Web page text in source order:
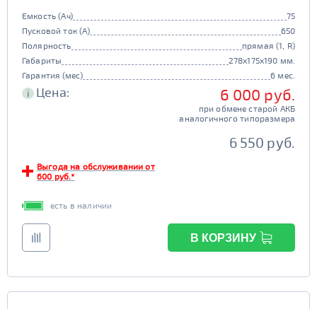
Емкость (Ач)
75
Пусковой ток (А)
650
Полярность
прямая (1, R)
Габариты
278x175x190 мм.
Гарантия (мес)
6 мес.
i Цена: 6 000 руб.
при обмене старой АКБ
аналогичного типоразмера
6 550 руб.
Выгода на обслуживании от
600 руб.*
есть в наличии
В КОРЗИНУ